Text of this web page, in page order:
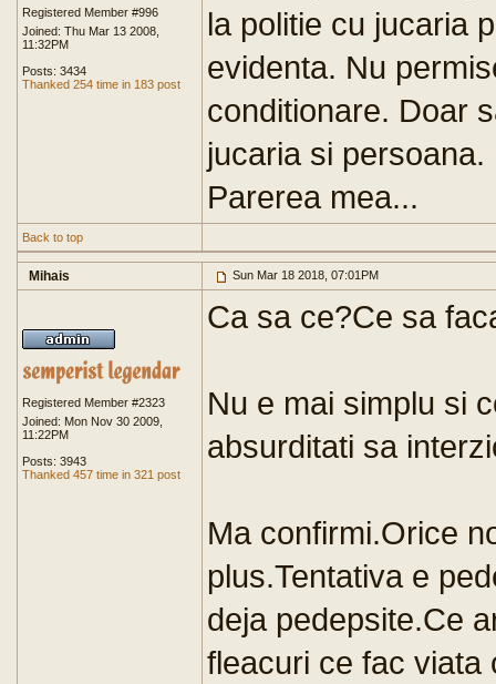
Registered Member #996
Joined: Thu Mar 13 2008,
11:32PM
Posts: 3434
Thanked 254 time in 183 post
la politie cu jucaria
evidenta. Nu
conditionare. Doar
jucaria si persoana.
Parerea mea...
Back to top
Mihais Sun Mar 18 2018, 07:01PM
Registered Member #2323
Joined: Mon Nov 30 2009,
11:22PM
Posts: 3943
Thanked 457 time in 321 post
Ca sa ce?Ce sa
Nu e mai simplu si
absurditati sa
Ma confirmi.Orice
plus.Tentativa e
deja pedepsite.Ce
fleacuri ce fac viata